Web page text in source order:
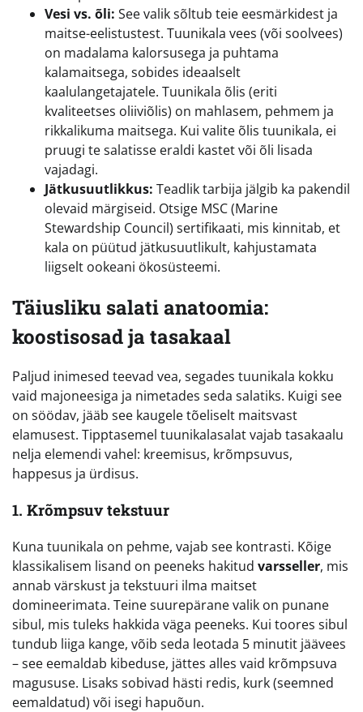
Vesi vs. õli: See valik sõltub teie eesmärkidest ja
maitse-eelistustest. Tuunikala vees (või soolvees)
on madalama kalorsusega ja puhtama
kalamaitsega, sobides ideaalselt
kaalulangetajatele. Tuunikala õlis (eriti
kvaliteetses oliiviõlis) on mahlasem, pehmem ja
rikkalikuma maitsega. Kui valite õlis tuunikala, ei
pruugi te salatisse eraldi kastet või õli lisada
vajadagi.
Jätkusuutlikkus: Teadlik tarbija jälgib ka pakendil
olevaid märgiseid. Otsige MSC (Marine
Stewardship Council) sertifikaati, mis kinnitab, et
kala on püütud jätkusuutlikult, kahjustamata
liigselt ookeani ökosüsteemi.
Täiusliku salati anatoomia:
koostisosad ja tasakaal
Paljud inimesed teevad vea, segades tuunikala kokku
vaid majoneesiga ja nimetades seda salatiks. Kuigi see
on söödav, jääb see kaugele tõeliselt maitsvast
elamusest. Tipptasemel tuunikalasalat vajab tasakaalu
nelja elemendi vahel: kreemisus, krõmpsuvus,
happesus ja ürdisus.
1. Krõmpsuv tekstuur
Kuna tuunikala on pehme, vajab see kontrasti. Kõige
klassikalisem lisand on peeneks hakitud varsseller, mis
annab värskust ja tekstuuri ilma maitset
domineerimata. Teine suurepärane valik on punane
sibul, mis tuleks hakkida väga peeneks. Kui toores sibul
tundub liiga kange, võib seda leotada 5 minutit jäävees
– see eemaldab kibeduse, jättes alles vaid krõmpsuva
magususe. Lisaks sobivad hästi redis, kurk (seemned
eemaldatud) või isegi hapuõun.